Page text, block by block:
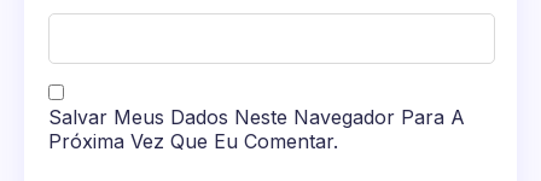
Salvar Meus Dados Neste Navegador Para A
Próxima Vez Que Eu Comentar.